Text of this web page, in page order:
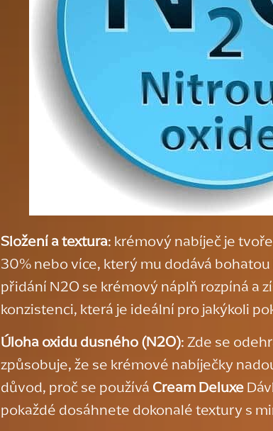
Složení a textura: krémový nabíječ je
30% nebo více, který mu dodává
přidání N2O se krémový náplň rozpíná a
konzistenci, která je ideální pro jakýkoli
Úloha oxidu dusného (N2O): Zde se
způsobuje, že se krémové nabíječky
důvod, proč se používá Cream Deluxe
pokaždé dosáhnete dokonalé textury s